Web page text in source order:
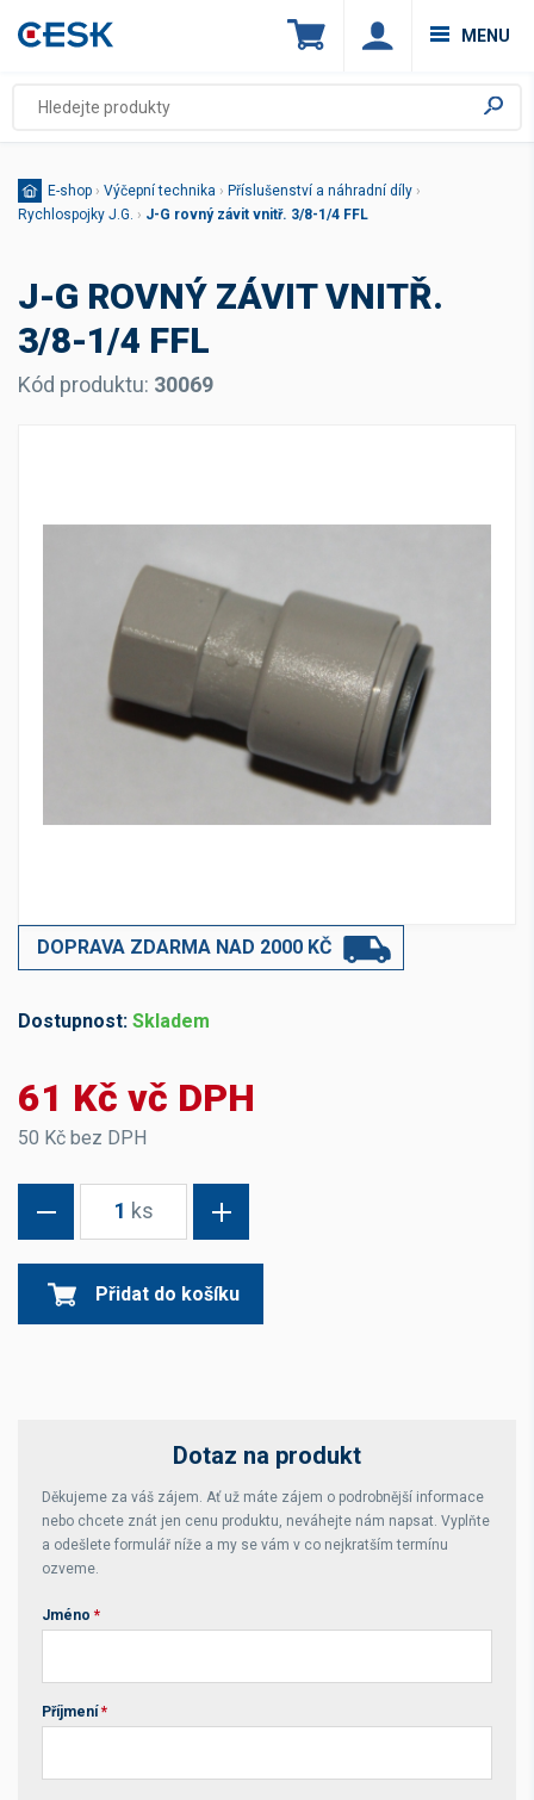
MENU
E-shop › Výčepní technika › Příslušenství a náhradní díly ›
Rychlospojky J.G. › J-G rovný závit vnitř. 3/8-1/4 FFL
J-G ROVNÝ ZÁVIT VNITŘ.
3/8-1/4 FFL
Kód produktu: 30069
DOPRAVA ZDARMA NAD 2000 KČ
Dostupnost: Skladem
61 Kč vč DPH
50 Kč bez DPH
1 ks
Přidat do košíku
Dotaz na produkt
Děkujeme za váš zájem. Ať už máte zájem o podrobnější informace
nebo chcete znát jen cenu produktu, neváhejte nám napsat. Vyplňte
a odešlete formulář níže a my se vám v co nejkratším termínu
ozveme.
Jméno *
Příjmení *